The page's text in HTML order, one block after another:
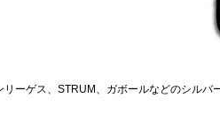
リーゲス、STRUM、ガボールなどのシルバ